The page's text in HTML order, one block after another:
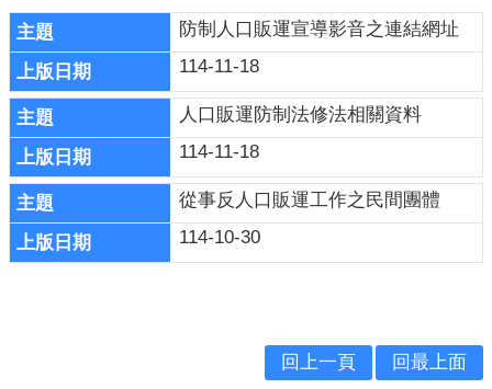
預
防
宣
導
民
意
廣
場
便
防制人口販運宣導影音之連結網址
114-11-18
人口販運防制法修法相關資料
114-11-18
從事反人口販運工作之民間團體
114-10-30
回上一頁 回最上面